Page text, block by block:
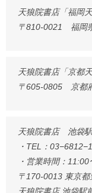
天狼院書店「福岡天
〒810-0021 福岡
天狼院書店「京都
〒605-0805 京都
天狼院書店 池袋
・TEL：
・営業時間：
〒170-0013 東京